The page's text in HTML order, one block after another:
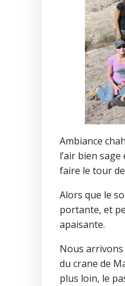
Ambiance
l’air bien
faire le tour
Alors que le
portante, et
apaisante.
Nous
du crane de
plus loin, le